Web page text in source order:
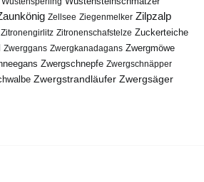
Zellsee Ziegenmelker Zilpzalp
Zitronengirlitz Zitronenschafstelze Zuckerteiche
Zwerggans Zwergkanadagans Zwergmöwe
Zwergschnepfe Zwergschnäpper
Zwergstrandläufer Zwergsäger